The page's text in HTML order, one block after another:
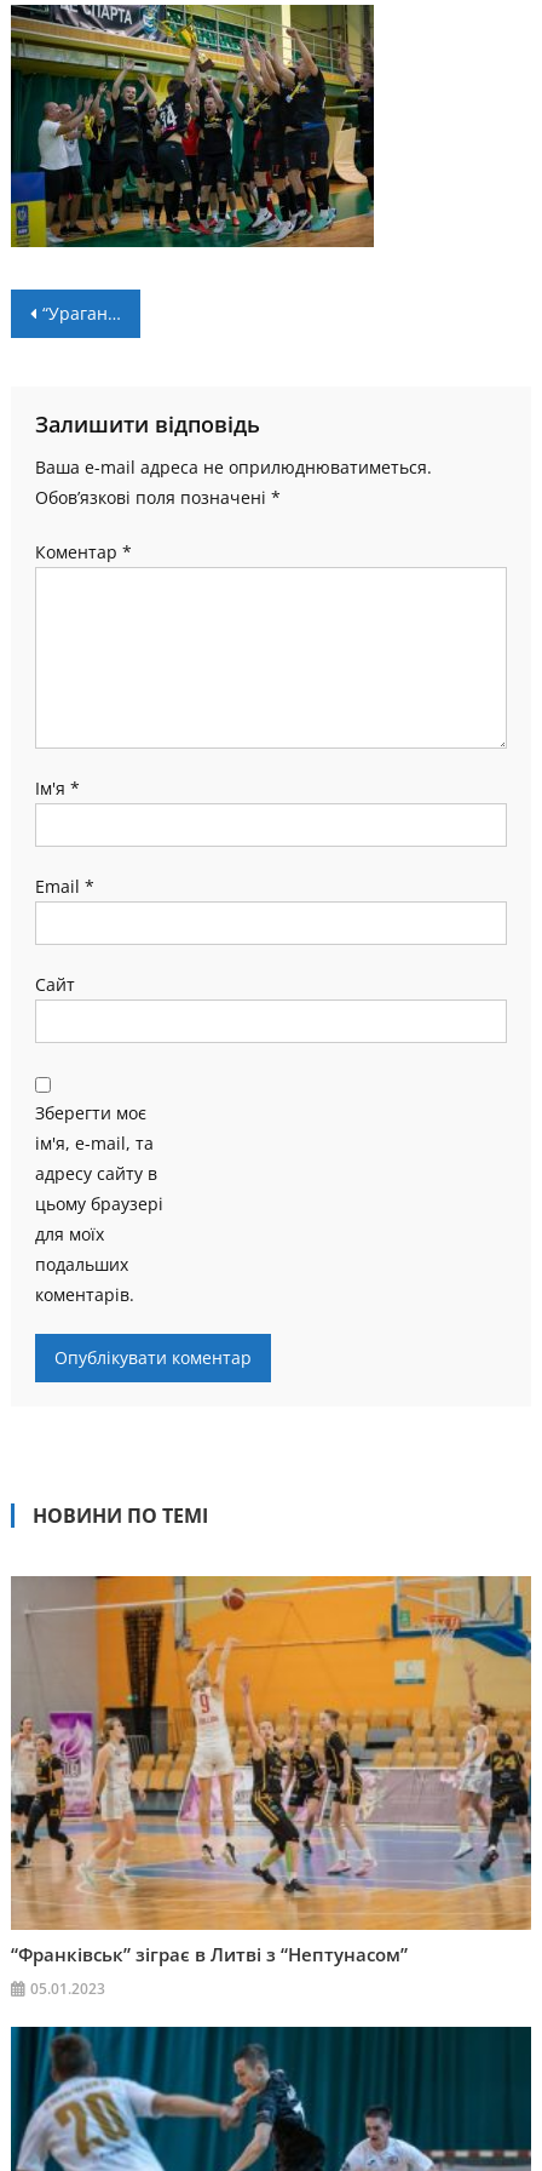
Навігація
“Ураган” тріумфував у “Кубку Нескорених”
Залишити відповідь
Ваша e-mail адреса не оприлюднюватиметься.
Обов’язкові поля позначені *
Коментар *
Ім'я *
Email *
Сайт
Зберегти моє
ім'я, e-mail, та
адресу сайту в
цьому браузері
для моїх
подальших
коментарів.
НОВИНИ ПО ТЕМІ
“Франківськ” зіграє в Литві з “Нептунасом”
05.01.2023